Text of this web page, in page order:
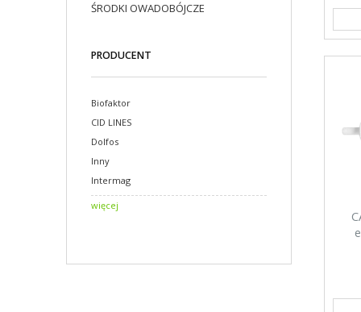
ŚRODKI OWADOBÓJCZE
PRODUCENT
Biofaktor
CID LINES
Dolfos
Inny
Intermag
więcej